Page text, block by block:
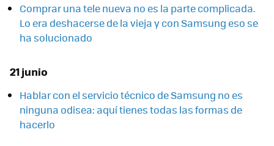
Comprar una tele nueva no es la parte complicada.
Lo era deshacerse de la vieja y con Samsung eso se
ha solucionado
21 junio
Hablar con el servicio técnico de Samsung no es
ninguna odisea: aquí tienes todas las formas de
hacerlo